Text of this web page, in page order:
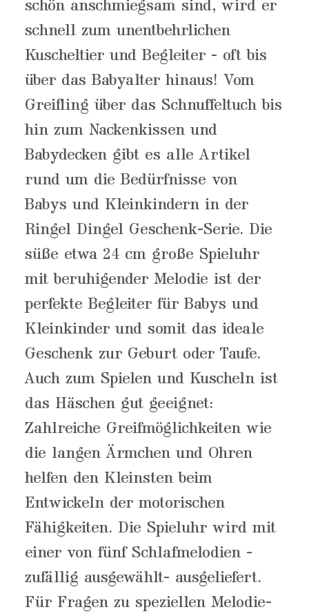
schön anschmiegsam sind, wird er
schnell zum unentbehrlichen
Kuscheltier und Begleiter - oft bis
über das Babyalter hinaus! Vom
Greifling über das Schnuffeltuch bis
hin zum Nackenkissen und
Babydecken gibt es alle Artikel
rund um die Bedürfnisse von
Babys und Kleinkindern in der
Ringel Dingel Geschenk-Serie. Die
süße etwa 24 cm große Spieluhr
mit beruhigender Melodie ist der
perfekte Begleiter für Babys und
Kleinkinder und somit das ideale
Geschenk zur Geburt oder Taufe.
Auch zum Spielen und Kuscheln ist
das Häschen gut geeignet:
Zahlreiche Greifmöglichkeiten wie
die langen Ärmchen und Ohren
helfen den Kleinsten beim
Entwickeln der motorischen
Fähigkeiten. Die Spieluhr wird mit
einer von fünf Schlafmelodien -
zufällig ausgewählt- ausgeliefert.
Für Fragen zu speziellen Melodie-